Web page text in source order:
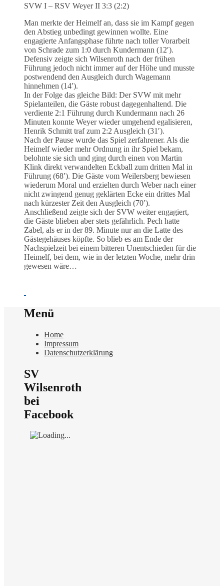
SVW I – RSV Weyer II 3:3 (2:2)
Man merkte der Heimelf an, dass sie im Kampf gegen
den Abstieg unbedingt gewinnen wollte. Eine
engagierte Anfangsphase führte nach toller Vorarbeit
von Schrade zum 1:0 durch Kundermann (12′).
Defensiv zeigte sich Wilsenroth nach der frühen
Führung jedoch nicht immer auf der Höhe und musste
postwendend den Ausgleich durch Wagemann
hinnehmen (14′).
In der Folge das gleiche Bild: Der SVW mit mehr
Spielanteilen, die Gäste robust dagegenhaltend. Die
verdiente 2:1 Führung durch Kundermann nach 26
Minuten konnte Weyer wieder umgehend egalisieren,
Henrik Schmitt traf zum 2:2 Ausgleich (31′).
Nach der Pause wurde das Spiel zerfahrener. Als die
Heimelf wieder mehr Ordnung in ihr Spiel bekam,
belohnte sie sich und ging durch einen von Martin
Klink direkt verwandelten Eckball zum dritten Mal in
Führung (68′). Die Gäste vom Weilersberg bewiesen
wiederum Moral und erzielten durch Weber nach einer
nicht zwingend genug geklärten Ecke ein drittes Mal
nach kürzester Zeit den Ausgleich (70′).
Anschließend zeigte sich der SVW weiter engagiert,
die Gäste blieben aber stets gefährlich. Pech hatte
Zabel, als er in der 89. Minute nur an die Latte des
Gästegehäuses köpfte. So blieb es am Ende der
Nachspielzeit bei einem bitteren Unentschieden für die
Heimelf, bei dem, wie in der letzten Woche, mehr drin
gewesen wäre…
Menü
Home
Impressum
Datenschutzerklärung
SV
Wilsenroth
bei
Facebook